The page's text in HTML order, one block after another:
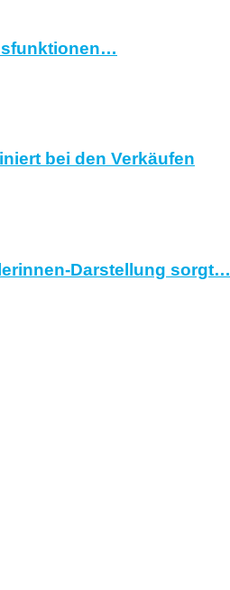
bei den Verkäufen
Darstellung sorgt…